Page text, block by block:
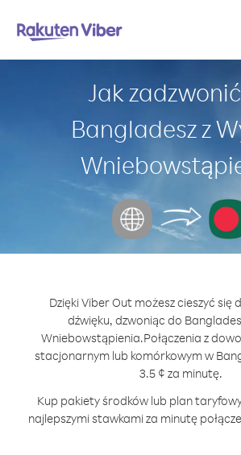
Jak
Bangladesz z
Dzięki Viber Out możesz cieszyć się
dźwięku, dzwoniąc do
Wniebowstąpienia.Połączenia z
stacjonarnym lub komórkowym w
3.5 ¢ za minutę.
Kup pakiety środków lub plan
najlepszymi stawkami za minutę